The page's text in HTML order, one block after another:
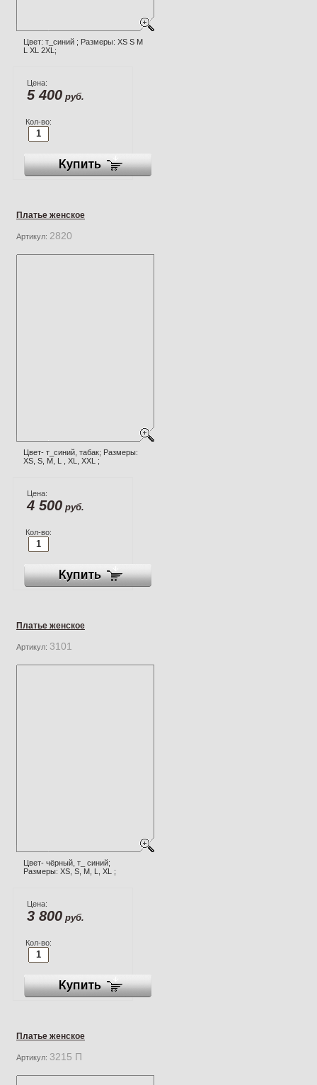
Цвет: т_синий ; Размеры: XS S M
L XL 2XL;
Цена:
5 400 руб.
Кол-во:
Платье женское
Артикул: 2820
Цвет- т_синий, табак; Размеры:
XS, S, M, L , XL, XXL ;
Цена:
4 500 руб.
Кол-во:
Платье женское
Артикул: 3101
Цвет- чёрный, т_ синий;
Размеры: XS, S, M, L, XL ;
Цена:
3 800 руб.
Кол-во:
Платье женское
Артикул: 3215 П